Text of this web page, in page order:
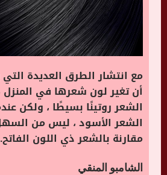
مع انتشار الطرق العديدة
أن تغير لون شعرها في المنزل
الشعر روتينًا بسيطًا ، ولكن
الشعر الأسود ، ليس من
مقارنة بالشعر ذي اللون الفاتح.
الشامبو المنقي